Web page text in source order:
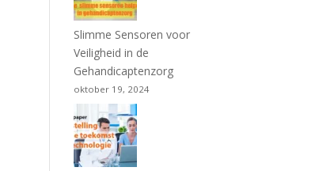
Slimme Sensoren voor
Veiligheid in de
Gehandicaptenzorg
oktober 19, 2024